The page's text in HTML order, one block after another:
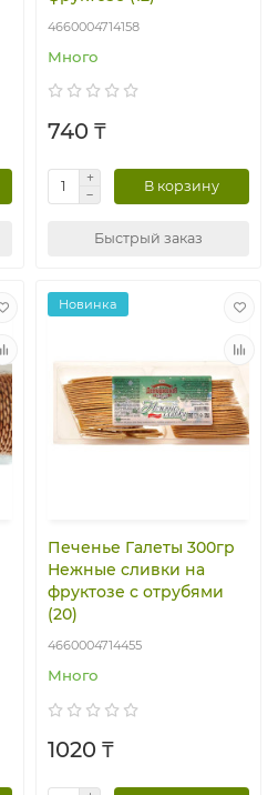
4660004714158
Много
740 ₸
В корзину
Быстрый заказ
Новинка
Печенье Галеты 300гр
Нежные сливки на
фруктозе с отрубями
(20)
4660004714455
Много
1020 ₸